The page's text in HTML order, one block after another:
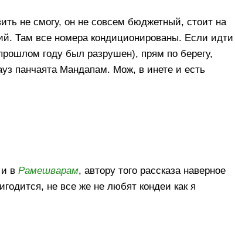
не смогу, он не совсем бюджетный, стоит на
Там все номера кондиционированы. Если идти
году был разрушен), прям по берегу,
панчаята Мандапам. Мож, в инете и есть
и вРамешварам, автору того рассказа наверное
не все же не любят кондеи как я